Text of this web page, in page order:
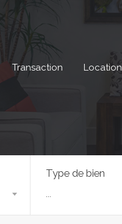
Transaction Location
Type de bien